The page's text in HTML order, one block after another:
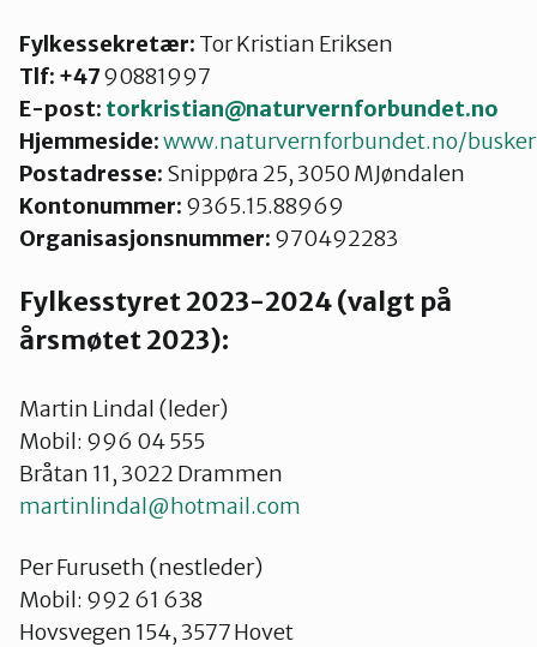
Øvre Eiker
Fylkessekretær: Tor Kristian Eriksen
Tlf: +4790881997
E-post: torkristian@naturvernforbundet.no
Hjemmeside:www.naturvernforbundet.no/
Postadresse: Snippøra 25, 3050 MJøndalen
Kontonummer: 9365.15.88969
Organisasjonsnummer: 970492283
Fylkesstyret 2023-2024 (valgt på
årsmøtet 2023):
Martin Lindal (leder)
Mobil: 996 04 555
Bråtan 11, 3022 Drammen
martinlindal@hotmail.com
Per Furuseth (nestleder)
Mobil: 992 61 638
Hovsvegen 154, 3577 Hovet